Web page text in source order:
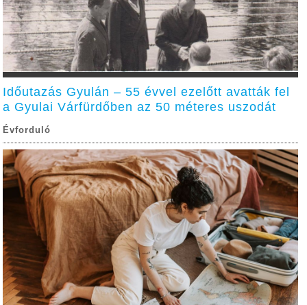
Időutazás Gyulán – 55 évvel ezelőtt avatták fel
a Gyulai Várfürdőben az 50 méteres uszodát
Évforduló